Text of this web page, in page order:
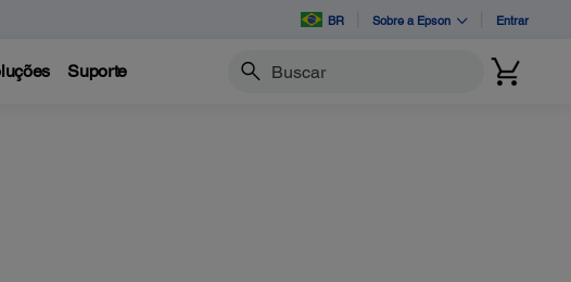
BR Sobre a Epson Entrar
Suporte Buscar